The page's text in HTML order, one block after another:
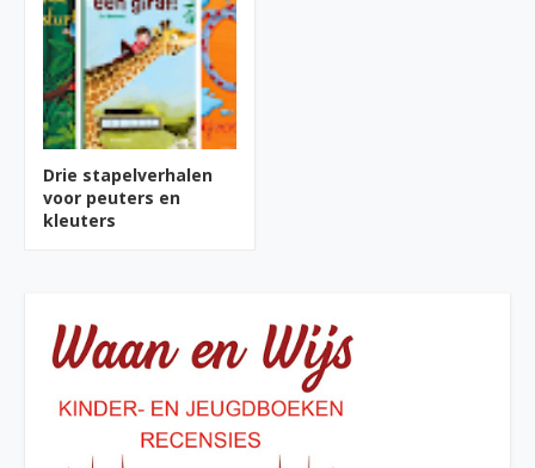
Drie stapelverhalen
voor peuters en
kleuters